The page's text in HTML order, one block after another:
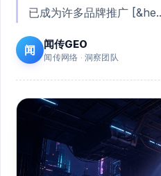
已成为许多品牌推广
闻 闻传GEO
闻传网络 · 洞察团队